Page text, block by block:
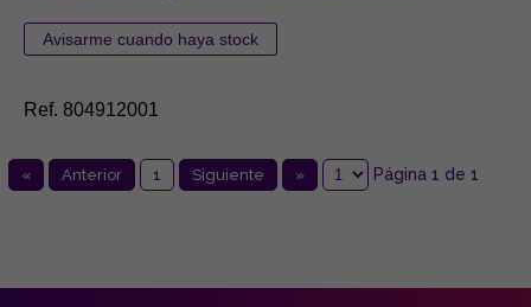
Ref. 804912001
« Anterior 1 Siguiente » Página 1 de 1